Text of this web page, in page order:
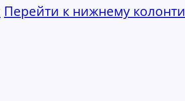
Перейти к нижнему